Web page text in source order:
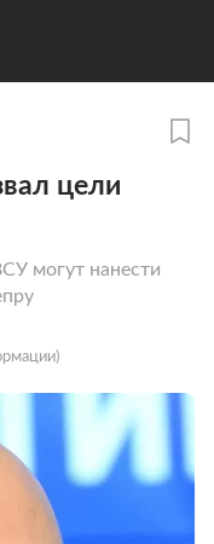
цели
могут нанести